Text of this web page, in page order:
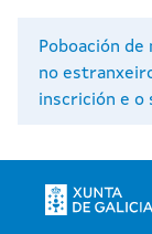
Poboación
no
inscrición e o